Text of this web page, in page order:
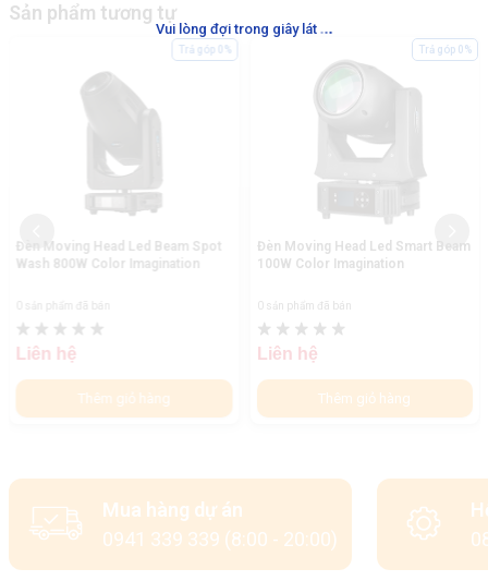
Vui lòng đợi trong giây lát ...
Sản phẩm tương tự
Đèn Moving Head Led Beam Spot
Wash 800W Color Imagination
0 sản phẩm đã bán
Liên hệ
Thêm giỏ hàng
Trả góp 0%
Đèn Moving Head Led Smart Beam
100W Color Imagination
0 sản phẩm đã bán
Liên hệ
Thêm giỏ hàng
Trả góp 0%
Mua hàng dự án
0941 339 339 (8:00 - 20:00)